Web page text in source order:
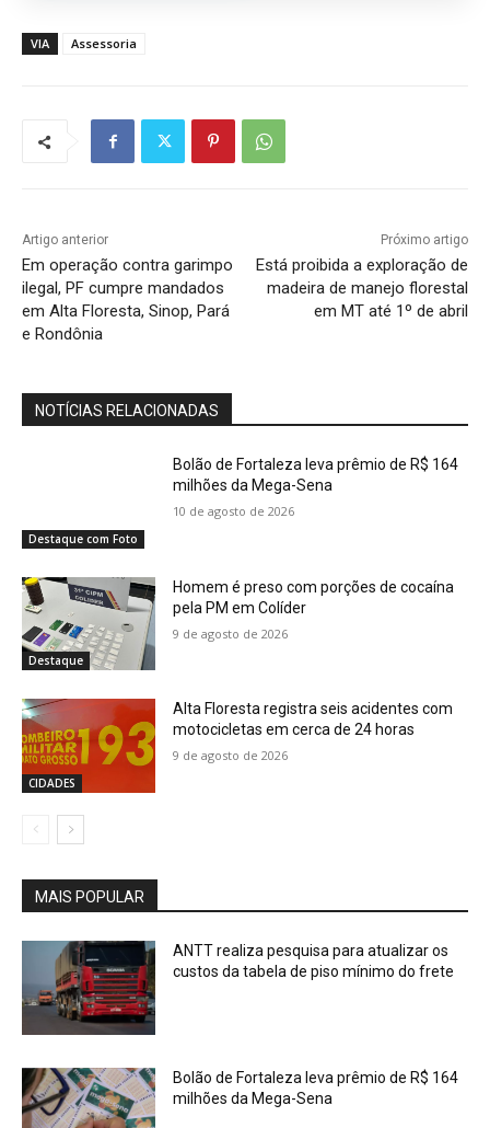
VIA Assessoria
Artigo anterior
Em operação contra garimpo
ilegal, PF cumpre mandados
em Alta Floresta, Sinop, Pará
e Rondônia
Próximo artigo
Está proibida a exploração de
madeira de manejo florestal
em MT até 1º de abril
NOTÍCIAS RELACIONADAS
Destaque com Foto
Bolão de Fortaleza leva prêmio de R$ 164
milhões da Mega-Sena
10 de agosto de 2026
Destaque
Homem é preso com porções de cocaína
pela PM em Colíder
9 de agosto de 2026
CIDADES
Alta Floresta registra seis acidentes com
motocicletas em cerca de 24 horas
9 de agosto de 2026
MAIS POPULAR
ANTT realiza pesquisa para atualizar os
custos da tabela de piso mínimo do frete
Bolão de Fortaleza leva prêmio de R$ 164
milhões da Mega-Sena